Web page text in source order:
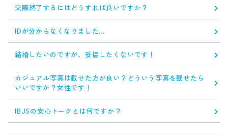
交際終了するにはどうすれば良いですか？
IDが分からなくなりました…
結婚したいのですが、妥協したくないです！
カジュアル写真は載せた方が良い？どういう写真を載せたら
いいですか？女性です！
IBJSの安心トークとは何ですか？